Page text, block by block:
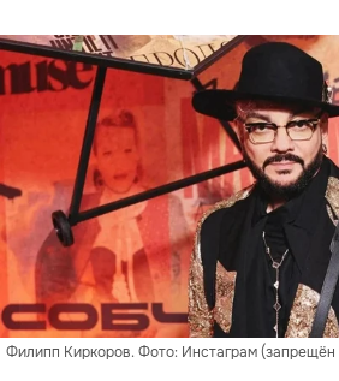
Филипп Киркоров. Фото: Инстаграм